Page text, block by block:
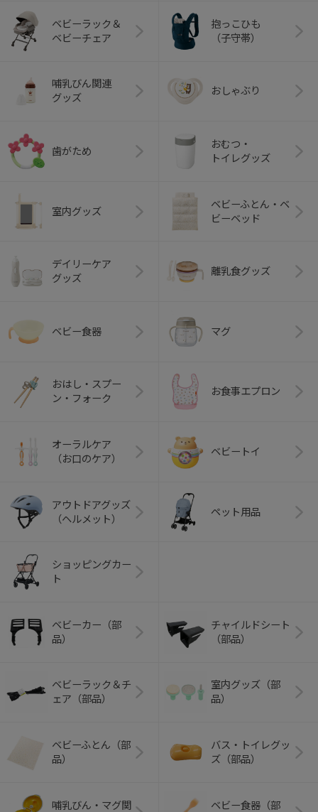
ベビーラック＆
ベビーチェア
抱っこひも
（子守帯）
哺乳びん関連
グッズ
おしゃぶり
歯がため
おむつ・
トイレグッズ
室内グッズ
ベビーふとん・ベ
ビーベッド
デイリーケア
グッズ
離乳食グッズ
ベビー食器 マグ
おはし・スプー
ン・フォーク
お食事エプロン
オーラルケア
（お口のケア）
ベビートイ
アウトドアグッズ
（ヘルメット）
ペット用品
ショッピングカー
ト
ベビーカー（部
品）
チャイルドシート
（部品）
ベビーラック＆チ
ェア（部品）
室内グッズ（部
品）
ベビーふとん（部
品）
バス・トイレグッ
ズ（部品）
哺乳びん・マグ関
ベビー食器（部